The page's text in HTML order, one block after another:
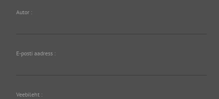
Autor :
E-posti aadress :
Veebileht :